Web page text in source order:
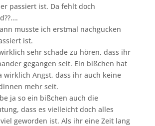
passiert ist. Da fehlt doch
musste ich erstmal nachgucken
ist.
sehr schade zu hören, dass ihr
gegangen seit. Ein bißchen hat
wirklich Angst, dass ihr auch keine
mehr seit.
ja so ein bißchen auch die
dass es vielleicht doch alles
geworden ist. Als ihr eine Zeit lang